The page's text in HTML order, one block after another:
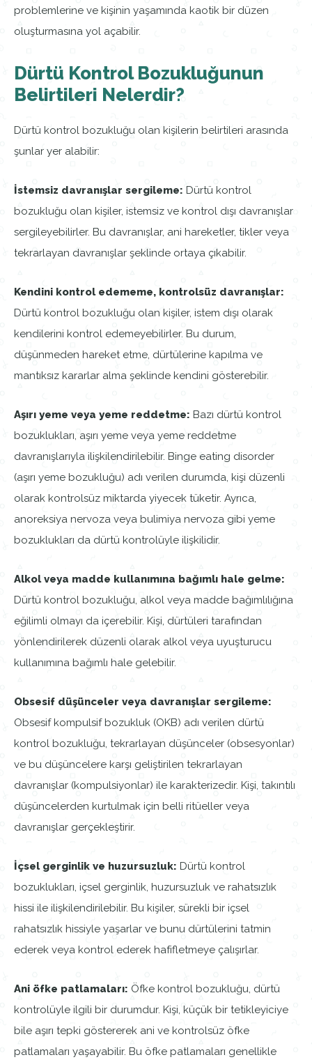
problemlerine ve kişinin yaşamında kaotik bir düzen
oluşturmasına yol açabilir.
Dürtü Kontrol Bozukluğunun
Belirtileri Nelerdir?
Dürtü kontrol bozukluğu olan kişilerin belirtileri arasında
şunlar yer alabilir:
İstemsiz davranışlar sergileme: Dürtü kontrol
bozukluğu olan kişiler, istemsiz ve kontrol dışı davranışlar
sergileyebilirler. Bu davranışlar, ani hareketler, tikler veya
tekrarlayan davranışlar şeklinde ortaya çıkabilir.
Kendini kontrol edememe, kontrolsüz davranışlar:
Dürtü kontrol bozukluğu olan kişiler, istem dışı olarak
kendilerini kontrol edemeyebilirler. Bu durum,
düşünmeden hareket etme, dürtülerine kapılma ve
mantıksız kararlar alma şeklinde kendini gösterebilir.
Aşırı yeme veya yeme reddetme: Bazı dürtü kontrol
bozuklukları, aşırı yeme veya yeme reddetme
davranışlarıyla ilişkilendirilebilir. Binge eating disorder
(aşırı yeme bozukluğu) adı verilen durumda, kişi düzenli
olarak kontrolsüz miktarda yiyecek tüketir. Ayrıca,
anoreksiya nervoza veya bulimiya nervoza gibi yeme
bozuklukları da dürtü kontrolüyle ilişkilidir.
Alkol veya madde kullanımına bağımlı hale gelme:
Dürtü kontrol bozukluğu, alkol veya madde bağımlılığına
eğilimli olmayı da içerebilir. Kişi, dürtüleri tarafından
yönlendirilerek düzenli olarak alkol veya uyuşturucu
kullanımına bağımlı hale gelebilir.
Obsesif düşünceler veya davranışlar sergileme:
Obsesif kompulsif bozukluk (OKB) adı verilen dürtü
kontrol bozukluğu, tekrarlayan düşünceler (obsesyonlar)
ve bu düşüncelere karşı geliştirilen tekrarlayan
davranışlar (kompulsiyonlar) ile karakterizedir. Kişi, takıntılı
düşüncelerden kurtulmak için belli ritüeller veya
davranışlar gerçekleştirir.
İçsel gerginlik ve huzursuzluk: Dürtü kontrol
bozuklukları, içsel gerginlik, huzursuzluk ve rahatsızlık
hissi ile ilişkilendirilebilir. Bu kişiler, sürekli bir içsel
rahatsızlık hissiyle yaşarlar ve bunu dürtülerini tatmin
ederek veya kontrol ederek hafifletmeye çalışırlar.
Ani öfke patlamaları: Öfke kontrol bozukluğu, dürtü
kontrolüyle ilgili bir durumdur. Kişi, küçük bir tetikleyiciye
bile aşırı tepki göstererek ani ve kontrolsüz öfke
patlamaları yaşayabilir. Bu öfke patlamaları genellikle